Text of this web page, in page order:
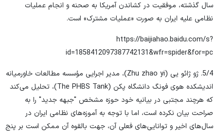
سال گذشته، موفقیت در کشاندن آمریکا به صحنه و انجام عملیات
نظامی علیه ایران به صورت «عملیات مشترک» است.
https://baijiahao.baidu.com/s?
id=1858412097387742131&wfr=spider&for=pc
5/4. ژو ژائو یی (Zhu zhao yi)، مدیر اجرایی مؤسسه مطالعات خاورمیانه
اندیشکده هوی فونگ دانشگاه پکن (The PHBS Tank)، تحلیل می‌کند
که هرچند مجتبی در بیانیه خود حوزه مشخص "جبهه جدید" را به
صراحت بیان نکرده است، اما با توجه به آموزه‌های نظامی ایران در
سال‌های اخیر و توانایی‌های فعلی آن، جهت بالقوه آن ممکن است بر پنج